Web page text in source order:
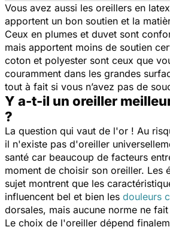
Vous avez aussi les oreillers en
apportent un bon soutien et la
Ceux en plumes et duvet sont
mais apportent moins de soutien
coton et polyester sont ceux que
couramment dans les grandes
tout à fait si vous n’avez pas de
Y a-t-il un oreiller
?
La question qui vaut de l'or ! Au
il n'existe pas d'oreiller
santé car beaucoup de facteurs
moment de choisir son oreiller. Les
sujet montrent que les
influencent bel et bien les douleurs
dorsales, mais aucune norme ne fait
Le choix de l'oreiller dépend